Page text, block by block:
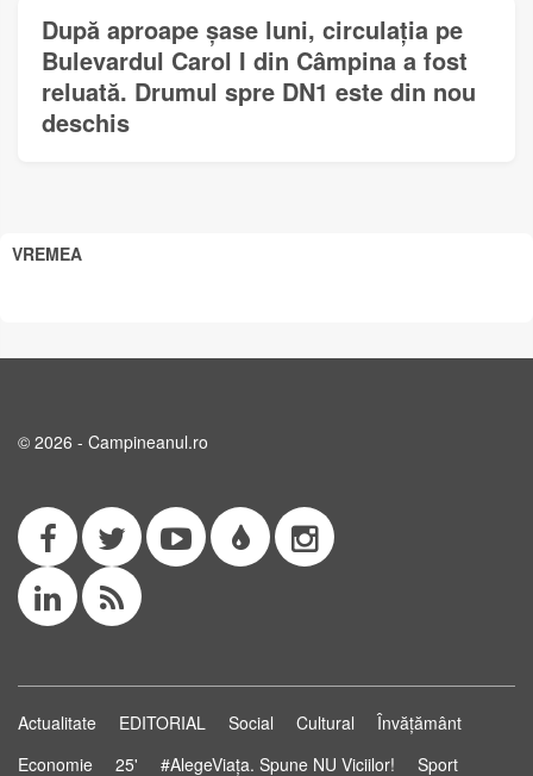
După aproape șase luni, circulația pe
Bulevardul Carol I din Câmpina a fost
reluată. Drumul spre DN1 este din nou
deschis
VREMEA
© 2026 - Campineanul.ro
Actualitate EDITORIAL Social Cultural
Învățământ
Economie
25' #AlegeViața. Spune NU Viciilor! Sport